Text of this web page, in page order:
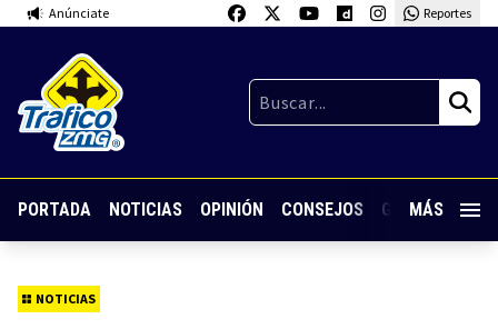
Anúnciate Reportes
PORTADA NOTICIAS OPINIÓN CONSEJOS GUARDIA
MÁS
NOTICIAS